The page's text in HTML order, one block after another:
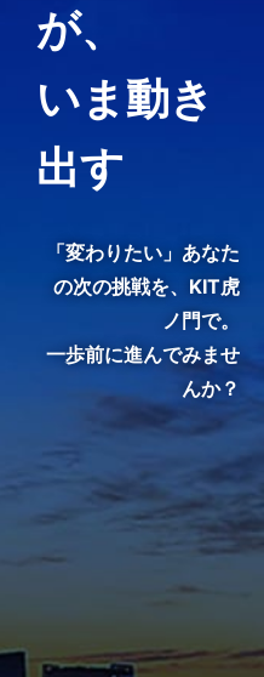
が、
いま動き
出す
「変わりたい」あなた
の次の挑戦を、 KIT虎
ノ門で。
一歩前に進んでみませ
んか？